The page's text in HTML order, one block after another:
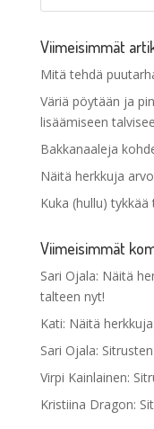
Viimeisimmät
Mitä tehdä
Väriä pöytään ja
lisäämiseen
Bakkanaaleja
Näitä herkkuja
Kuka (hullu)
Viimeisimmät
Sari Ojala: Näitä
talteen nyt!
Kati: Näitä
Sari Ojala:
Virpi Kainlainen:
Kristiina Dragon: